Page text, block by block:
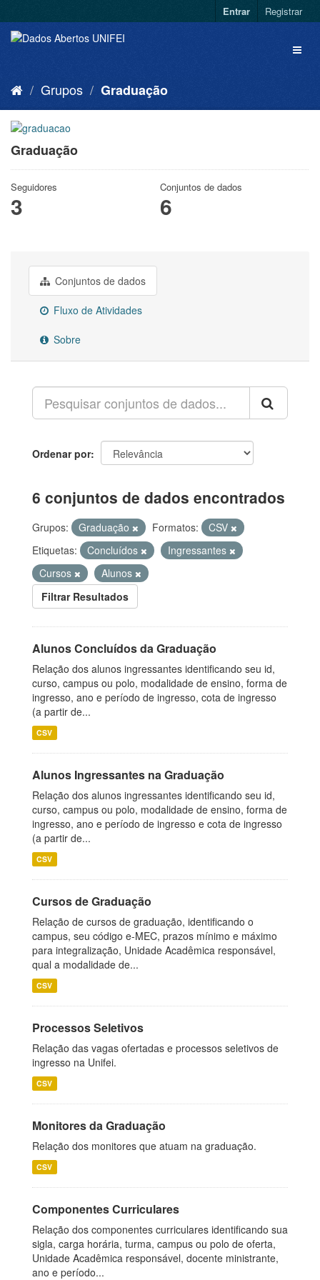
Entrar Registrar
Grupos Graduação
Graduação
Seguidores
3
Conjuntos de dados
6
Conjuntos de dados
Fluxo de Atividades
Sobre
Ordenar por
6 conjuntos de dados encontrados
Grupos: Graduação Formatos:
CSV
Etiquetas:
Concluídos
Ingressantes
Cursos
Alunos
Filtrar Resultados
Alunos Concluídos da Graduação
Relação dos alunos ingressantes identificando seu id,
curso, campus ou polo, modalidade de ensino, forma de
ingresso, ano e período de ingresso, cota de ingresso
(a partir de...
CSV
Alunos Ingressantes na Graduação
Relação dos alunos ingressantes identificando seu id,
curso, campus ou polo, modalidade de ensino, forma de
ingresso, ano e período de ingresso e cota de ingresso
(a partir de...
CSV
Cursos de Graduação
Relação de cursos de graduação, identificando o
campus, seu código e-MEC, prazos mínimo e máximo
para integralização, Unidade Acadêmica responsável,
qual a modalidade de...
CSV
Processos Seletivos
Relação das vagas ofertadas e processos seletivos de
ingresso na Unifei.
CSV
Monitores da Graduação
Relação dos monitores que atuam na graduação.
CSV
Componentes Curriculares
Relação dos componentes curriculares identificando sua
sigla, carga horária, turma, campus ou polo de oferta,
Unidade Acadêmica responsável, docente ministrante,
ano e período...